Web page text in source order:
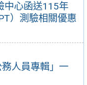
中心函送115年
）測驗相關優惠
人員專輯」一